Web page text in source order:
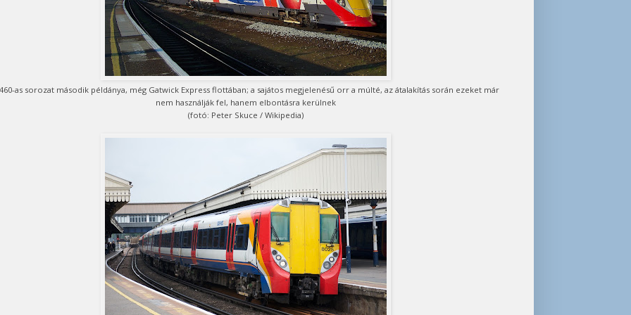
as sorozat második példánya, még Gatwick Express flottában; a sajátos megjelenésű orr a múlté, az átalakítás során ezeket már
nem használják fel, hanem elbontásra kerülnek
(fotó: Peter Skuce / Wikipedia)